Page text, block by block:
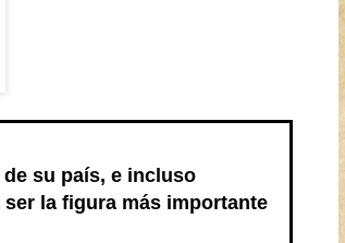
su país, e incluso
la figura más importante